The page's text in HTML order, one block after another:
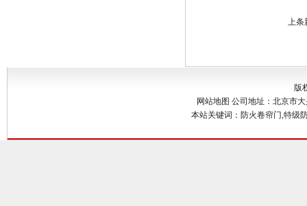
上条
版
网站地图 公司地址：北京市大
本站关键词：防火卷帘门,特级